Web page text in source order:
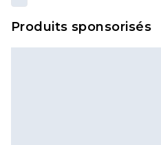
Produits sponsorisés